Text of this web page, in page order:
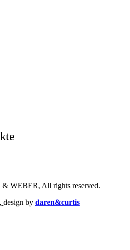
WEBER, All rights reserved.
, design by daren&curtis